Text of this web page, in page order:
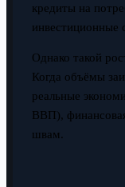
кредиты на
инвестиционные
Однако такой
Когда объёмы
реальные
ВВП),
швам.